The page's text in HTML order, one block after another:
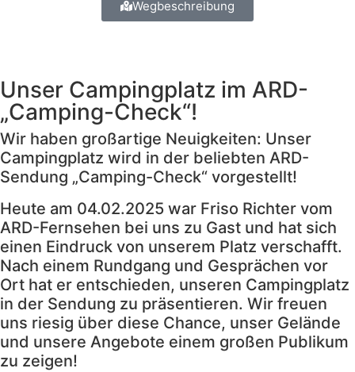
Wegbeschreibung
Unser Campingplatz im ARD-
„Camping-Check“!
Wir haben großartige Neuigkeiten: Unser
Campingplatz wird in der beliebten ARD-
Sendung „Camping-Check“ vorgestellt!
Heute am 04.02.2025 war Friso Richter vom
ARD-Fernsehen bei uns zu Gast und hat sich
einen Eindruck von unserem Platz verschafft.
Nach einem Rundgang und Gesprächen vor
Ort hat er entschieden, unseren Campingplatz
in der Sendung zu präsentieren. Wir freuen
uns riesig über diese Chance, unser Gelände
und unsere Angebote einem großen Publikum
zu zeigen!